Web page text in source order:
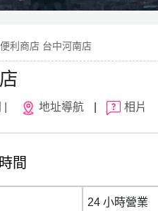
利商店 台中河南店
地址導航 相片
間
24 小時營業